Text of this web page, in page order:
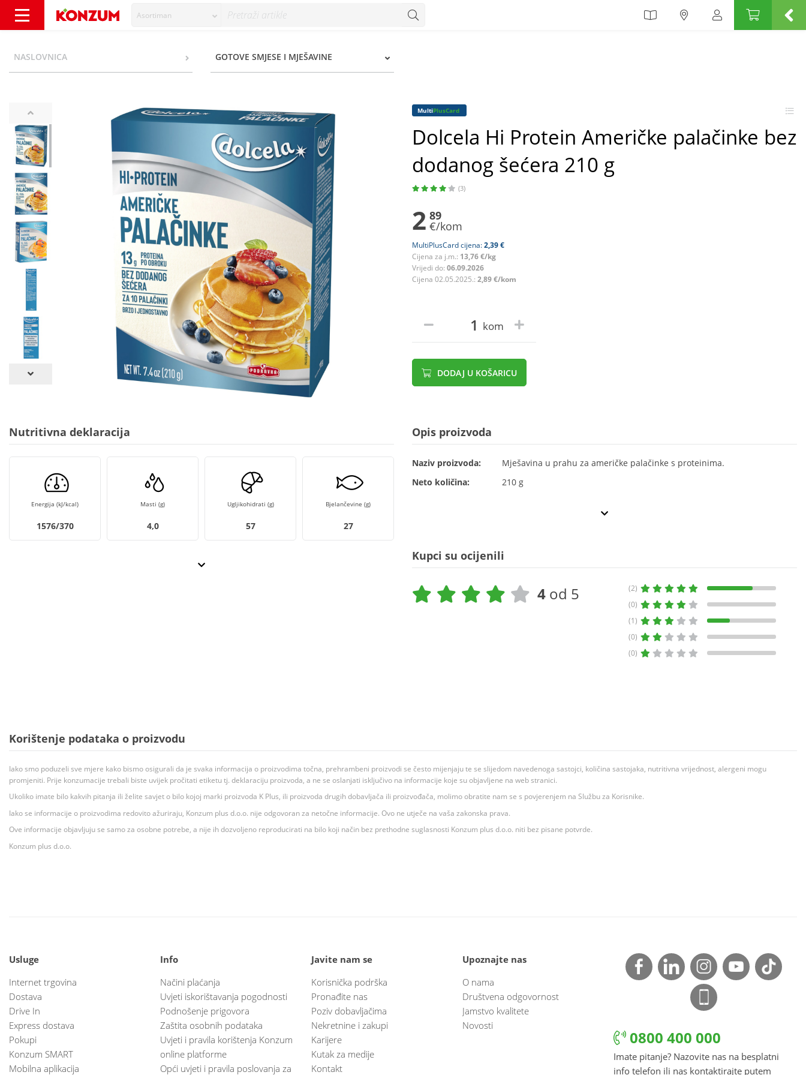
Asortiman
NASLOVNICA GOTOVE SMJESE I MJEŠAVINE
MultiPlusCard
Dolcela Hi Protein Američke palačinke bez
dodanog šećera 210 g
(3)
2 89
€/kom
MultiPlusCard cijena:2,39 €
Cijena za j.m.: 13,76 €/kg
Vrijedi do: 06.09.2026
Cijena 02.05.2025.: 2,89 €/kom
kom
DODAJ U KOŠARICU
Nutritivna deklaracija
Energija (kJ/kcal)
1576/370
Masti (g)
4,0
Ugljikohidrati (g)
57
Bjelančevine (g)
27
Opis proizvoda
Naziv proizvoda:
Mješavina u prahu za američke palačinke s proteinima.
Neto količina:
210 g
Kupci su ocijenili
4 od 5
(2)
(0)
(1)
(0)
(0)
Korištenje podataka o proizvodu
Iako smo poduzeli sve mjere kako bismo osigurali da je svaka informacija o proizvodima točna, prehrambeni proizvodi se često mijenjaju te se slijedom navedenoga sastojci, količina sastojaka, nutritivna vrijednost, alergeni mogu
promjeniti. Prije konzumacije trebali biste uvijek pročitati etiketu tj. deklaraciju proizvoda, a ne se oslanjati isključivo na informacije koje su objavljene na web stranici.
Ukoliko imate bilo kakvih pitanja ili želite savjet o bilo kojoj marki proizvoda K Plus, ili proizvoda drugih dobavljača ili proizvođača, molimo obratite nam se s povjerenjem na Službu za Korisnike.
Iako se informacije o proizvodima redovito ažuriraju, Konzum plus d.o.o. nije odgovoran za netočne informacije. Ovo ne utječe na vaša zakonska prava.
Ove informacije objavljuju se samo za osobne potrebe, a nije ih dozvoljeno reproducirati na bilo koji način bez prethodne suglasnosti Konzum plus d.o.o. niti bez pisane potvrde.
Konzum plus d.o.o.
Usluge
Internet trgovina
Dostava
Drive In
Express dostava
Pokupi
Konzum SMART
Mobilna aplikacija
Info
Načini plaćanja
Uvjeti iskorištavanja pogodnosti
Podnošenje prigovora
Zaštita osobnih podataka
Uvjeti i pravila korištenja Konzum
online platforme
Opći uvjeti i pravila poslovanja za
Javite nam se
Korisnička podrška
Pronađite nas
Poziv dobavljačima
Nekretnine i zakupi
Karijere
Kutak za medije
Kontakt
Upoznajte nas
O nama
Društvena odgovornost
Jamstvo kvalitete
Novosti
0800 400 000
Imate pitanje? Nazovite nas na besplatni
info telefon ili nas kontaktirajte putem